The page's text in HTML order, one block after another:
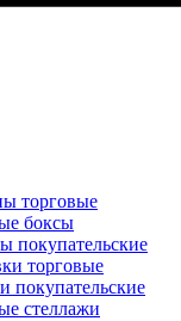
торговые
боксы
покупательские
торговые
покупательские
стеллажи